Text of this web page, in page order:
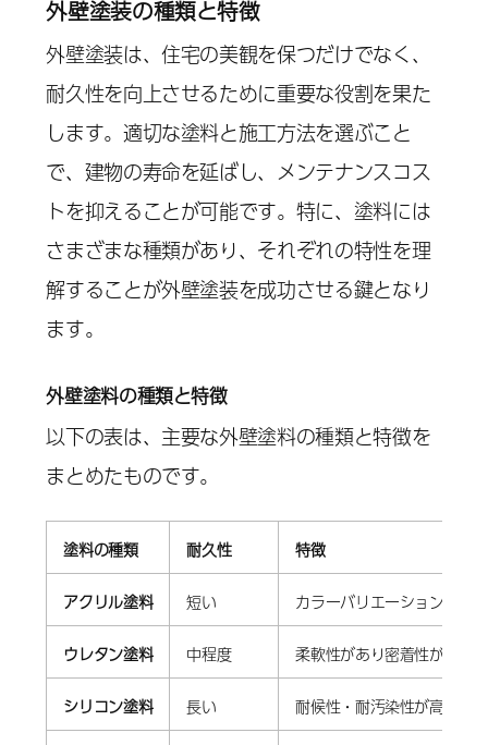
外壁塗装の種類と特徴
外壁塗装は、住宅の美観を保つだけでなく、
耐久性を向上させるために重要な役割を果た
します。適切な塗料と施工方法を選ぶこと
で、建物の寿命を延ばし、メンテナンスコス
トを抑えることが可能です。特に、塗料には
さまざまな種類があり、それぞれの特性を理
解することが外壁塗装を成功させる鍵となり
ます。
外壁塗料の種類と特徴
以下の表は、主要な外壁塗料の種類と特徴を
まとめたものです。
塗料の種類 耐久性 特徴
アクリル塗料 短い カラーバリエーションが豊富
ウレタン塗料 中程度 柔軟性があり密着性が高い
シリコン塗料 長い 耐候性・耐汚染性が高い